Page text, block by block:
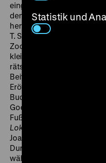
eingezogen wird und
den Unternehmer die
hervorragender Kulturfilm,
T. Schulz und Herta Jülich
Zoologischen Station zu
kleinster
rätselhafte Weise
Beifall zuteil wird. Dazu die
Eröffnung des
Buchwoche durch
Goebbels, dem
Fußballkampf zwischen
Lokal-Anzeiger
Joachim Gottschalk
Durchbruch als
währte nicht lange. Da er
Statistik und